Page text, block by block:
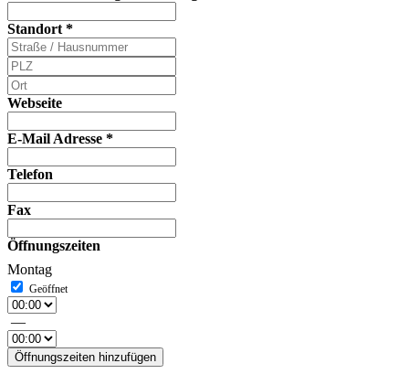
Standort *
Webseite
E-Mail Adresse *
Telefon
Fax
Öffnungszeiten
Montag
—
Öffnungszeiten hinzufügen